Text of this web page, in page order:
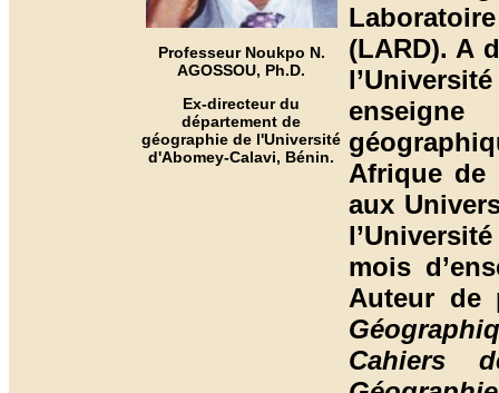
Professeur Noukpo N.
AGOSSOU, Ph.D.
Ex-directeur du
département de
géographie de l'Université
d'Abomey-Calavi, Bénin.
(LARD). A
Afrique de
aux
mois
Auteur de
Cahiers